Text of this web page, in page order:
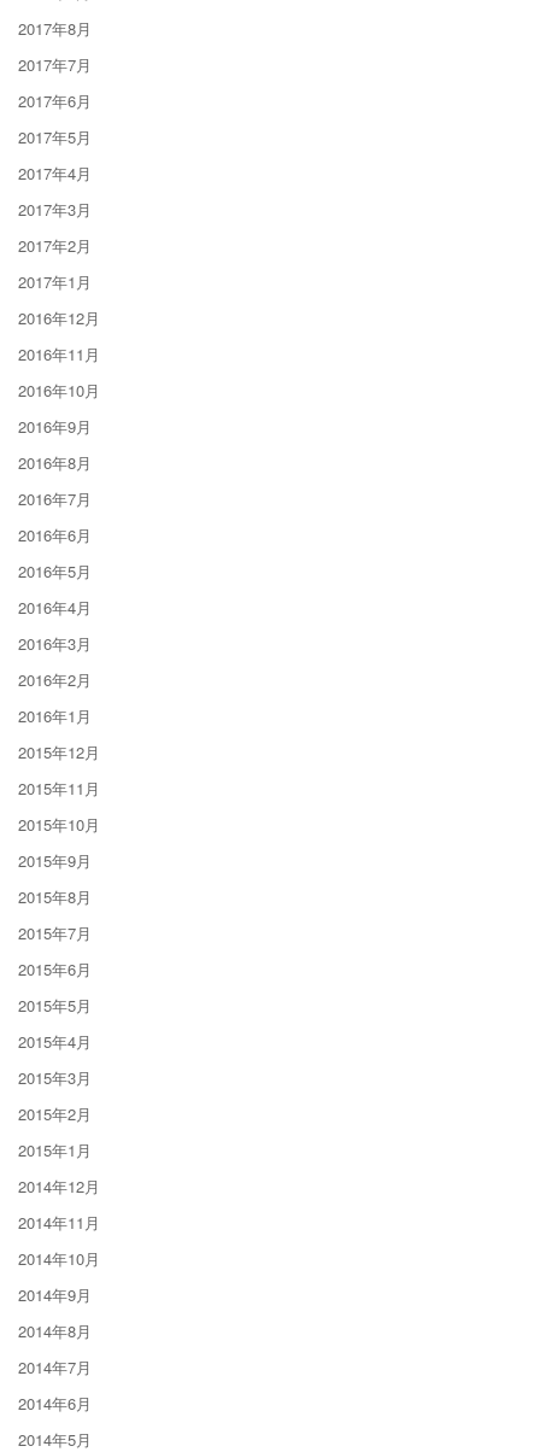
2017年8月
2017年7月
2017年6月
2017年5月
2017年4月
2017年3月
2017年2月
2017年1月
2016年12月
2016年11月
2016年10月
2016年9月
2016年8月
2016年7月
2016年6月
2016年5月
2016年4月
2016年3月
2016年2月
2016年1月
2015年12月
2015年11月
2015年10月
2015年9月
2015年8月
2015年7月
2015年6月
2015年5月
2015年4月
2015年3月
2015年2月
2015年1月
2014年12月
2014年11月
2014年10月
2014年9月
2014年8月
2014年7月
2014年6月
2014年5月